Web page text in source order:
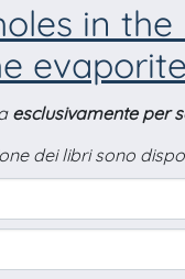
in
esclusivamente per
dei libri sono